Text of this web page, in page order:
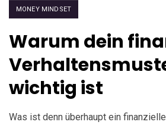
MONEY MINDSET
Warum dein
wichtig ist
Was ist denn überhaupt ein